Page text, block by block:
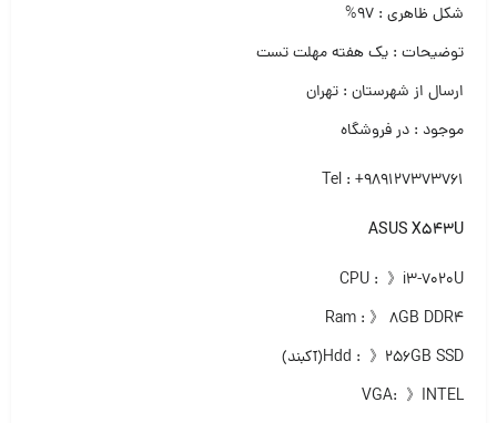
شکل ظاهری : ۹۷%
توضیحات : یک هفته مهلت تست
ارسال از شهرستان : تهران
موجود : در فروشگاه
Tel : +989127373761
ASUS X543U
CPU : 》i3-7020U
Ram : 》 ۸GB DDR4
Hdd : 》۲۵۶GB SSD(آکبند)
VGA: 》INTEL